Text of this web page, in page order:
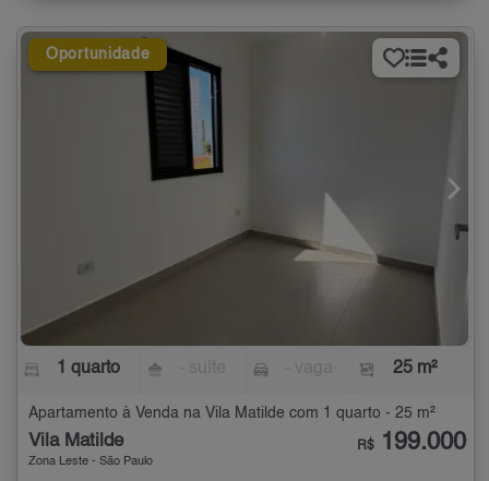
Oportunidade
1 quarto 25 m²
Apartamento à Venda na Vila Matilde com 1 quarto - 25 m²
Vila Matilde
Zona Leste - São Paulo
R$ 199.000